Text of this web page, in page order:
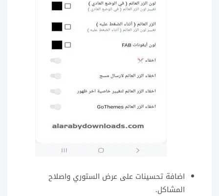
اضافة تحسينات على عرض الستوري واصلاح
المشاكل.